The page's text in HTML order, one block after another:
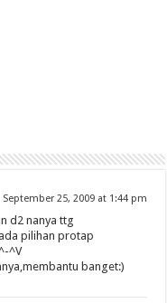
September 25, 2009 at 1:44 pm
d2 nanya ttg
pilihan protap
^V
banget:)